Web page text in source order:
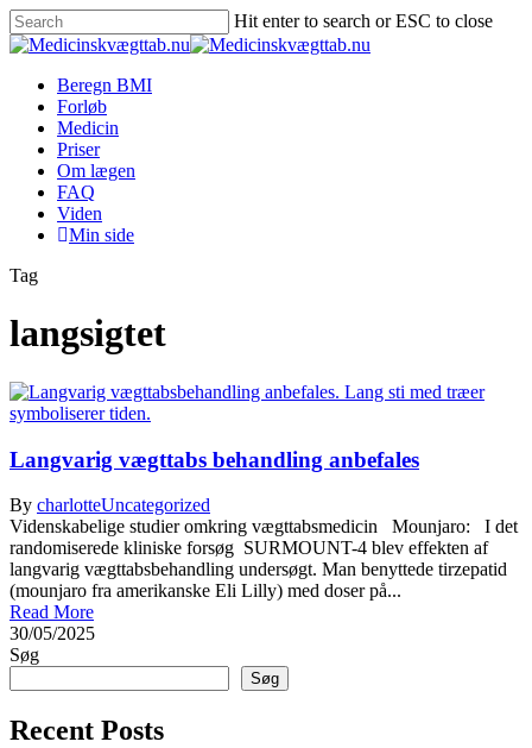
Skip
to
content
Hit enter to search or ESC to close
Close
Menu
Beregn BMI
Forløb
Medicin
Priser
Om lægen
FAQ
Viden
Min side
Tag
langsigtet
Langvarig vægttabs behandling anbefales
By charlotteUncategorized
Videnskabelige studier omkring vægttabsmedicin Mounjaro: I det
randomiserede kliniske forsøg SURMOUNT-4 blev effekten af
langvarig vægttabsbehandling undersøgt. Man benyttede tirzepatid
(mounjaro fra amerikanske Eli Lilly) med doser på...
Read More
30/05/2025
Søg
Søg
Recent Posts